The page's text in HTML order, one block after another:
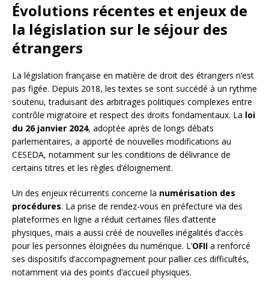
Évolutions récentes et enjeux de
la législation sur le séjour des
étrangers
La législation française en matière de droit des étrangers n’est
pas figée. Depuis 2018, les textes se sont succédé à un rythme
soutenu, traduisant des arbitrages politiques complexes entre
contrôle migratoire et respect des droits fondamentaux. La loi
du 26 janvier 2024, adoptée après de longs débats
parlementaires, a apporté de nouvelles modifications au
CESEDA, notamment sur les conditions de délivrance de
certains titres et les règles d’éloignement.
Un des enjeux récurrents concerne la numérisation des
procédures. La prise de rendez-vous en préfecture via des
plateformes en ligne a réduit certaines files d’attente
physiques, mais a aussi créé de nouvelles inégalités d’accès
pour les personnes éloignées du numérique. L’OFII a renforcé
ses dispositifs d’accompagnement pour pallier ces difficultés,
notamment via des points d’accueil physiques.